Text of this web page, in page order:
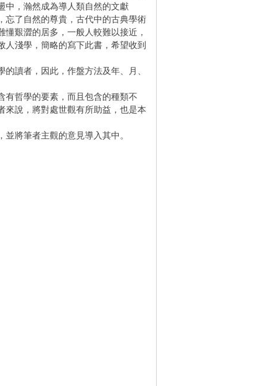
中，瀚然成為導人類自然的文獻
了自然的尊貴，古代中的古典學術
艱澀的居多，一般人較難以接近，
淺學，簡略的寫下此書，希望收到
讀者，因此，作盤方法及年、月、
有哲學的要素，而且包含的種類不
來說，將對處世觀有所助益，也是本
將筆者主觀的意見導入其中。